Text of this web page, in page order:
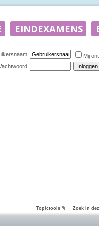
Mij
Topictools Zoek in